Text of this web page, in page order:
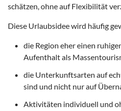
schätzen, ohne auf Flexibilität
Diese Urlaubsidee wird häufig
die Region eher einen
Aufenthalt als
die Unterkunftsarten auf
sind und nicht nur auf
Aktivitäten individuell und